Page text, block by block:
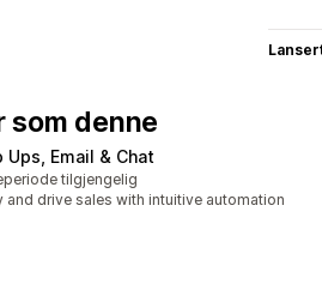
som denne
Ups, Email & Chat
tilgjengelig
and drive sales with intuitive automation